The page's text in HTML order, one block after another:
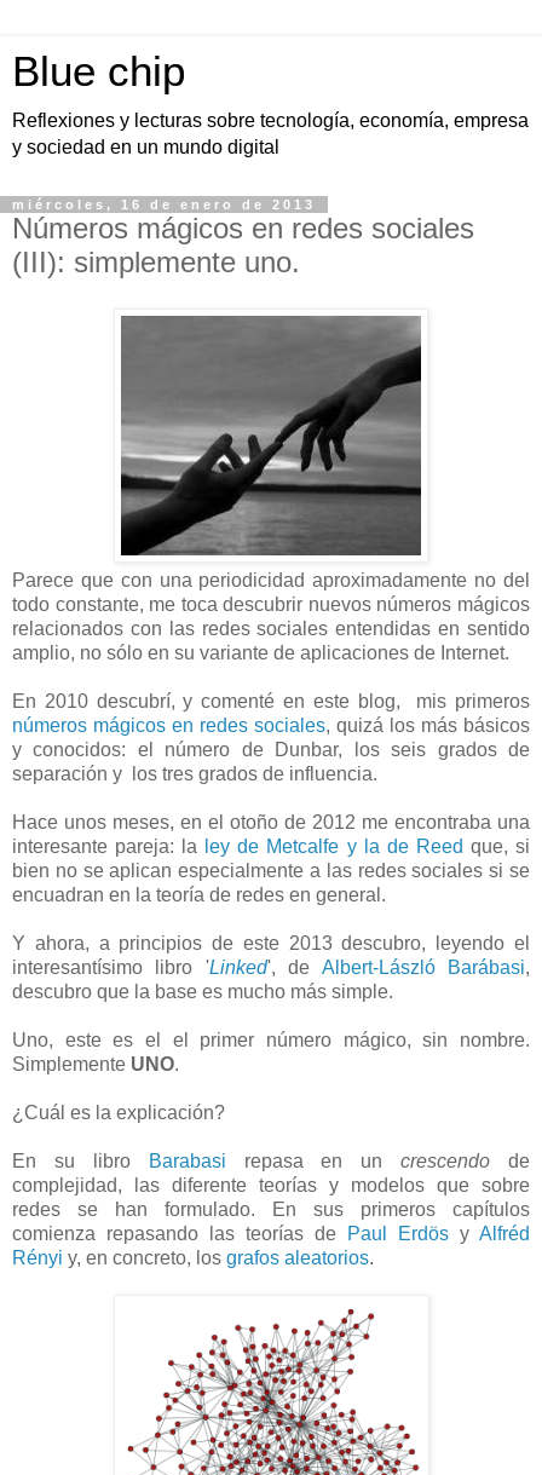
Blue chip
Reflexiones y lecturas sobre tecnología, economía, empresa
y sociedad en un mundo digital
miércoles, 16 de enero de 2013
Números mágicos en redes sociales
(III): simplemente uno.
Parece que con una periodicidad aproximadamente no del
todo constante, me toca descubrir nuevos números mágicos
relacionados con las redes sociales entendidas en sentido
amplio, no sólo en su variante de aplicaciones de Internet.
En 2010 descubrí, y comenté en este blog, mis primeros
números mágicos en redes sociales, quizá los más básicos
y conocidos: el número de Dunbar, los seis grados de
separación y los tres grados de influencia.
Hace unos meses, en el otoño de 2012 me encontraba una
interesante pareja: la
ley de Metcalfe y la de Reed que, si
bien no se aplican especialmente a las redes sociales si se
encuadran en la teoría de redes en general.
Y ahora, a principios de este 2013 descubro, leyendo el
interesantísimo libro 'Linked', de Albert-László Barábasi,
descubro que la base es mucho más simple.
Uno, este es el el primer número mágico, sin nombre.
Simplemente UNO.
¿Cuál es la explicación?
En su libro Barabasi repasa en uncrescendo de
complejidad, las diferente teorías y modelos que sobre
redes se han formulado. En sus primeros capítulos
comienza repasando las teorías de
Paul Erdös y Alfréd
Rényi y, en concreto, los grafos aleatorios.